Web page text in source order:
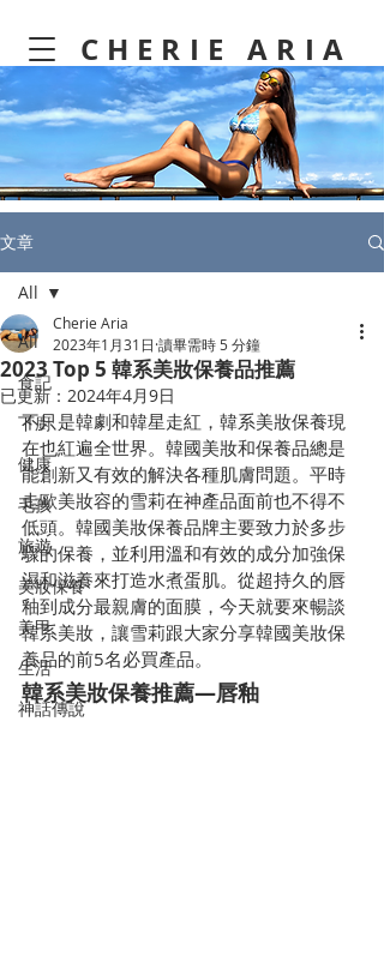
CHERIE ARIA
文章
All
食記
下廚
健康
毛孩
旅遊
美妝保養
美甲
生活
神話傳說
All
2023 Top 5 韓系美妝保養品推薦
Cherie Aria
2023年1月31日 讀畢需時 5 分鐘
已更新： 2024年4月9日
不只是韓劇和韓星走紅，韓系美妝保養現
在也紅遍全世界。韓國美妝和保養品總是
能創新又有效的解決各種肌膚問題。平時
走歐美妝容的雪莉在神產品面前也不得不
低頭。韓國美妝保養品牌主要致力於多步
驟的保養，並利用溫和有效的成分加強保
濕和滋養來打造水煮蛋肌。從超持久的唇
釉到成分最親膚的面膜，今天就要來暢談
韓系美妝，讓雪莉跟大家分享韓國美妝保
養品的前5名必買產品。
韓系美妝保養推薦—唇釉